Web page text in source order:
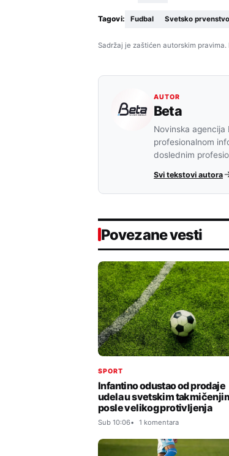
Tagovi: Fudbal Svetsko prvenstvo
Sadržaj je zaštićen autorskim
AUTOR
Beta
Novinska
profesionalnom
doslednim
Svi tekstovi autora
Povezane vesti
SPORT
Infantino odustao od prodaje
udela u svetskim
posle velikog protivljenja
Sub 10:06 1 komentara